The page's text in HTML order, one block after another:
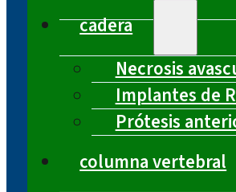
cadera
Necrosis
Implantes de
Prótesis
columna vertebral